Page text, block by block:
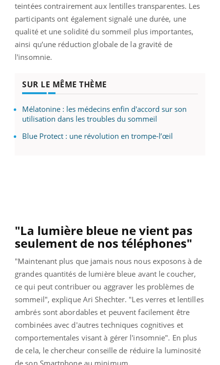
teintées contrairement aux lentilles transparentes. Les
participants ont également signalé une durée, une
qualité et une solidité du sommeil plus importantes,
ainsi qu’une réduction globale de la gravité de
l'insomnie.
SUR LE MÊME THÈME
Mélatonine : les médecins enfin d'accord sur son
utilisation dans les troubles du sommeil
Blue Protect : une révolution en trompe-l’œil
"La lumière bleue ne vient pas
seulement de nos téléphones"
"Maintenant plus que jamais nous nous exposons à de
grandes quantités de lumière bleue avant le coucher,
ce qui peut contribuer ou aggraver les problèmes de
sommeil", explique Ari Shechter. "Les verres et lentilles
ambrés sont abordables et peuvent facilement être
combinées avec d'autres techniques cognitives et
comportementales visant à gérer l'insomnie". En plus
de cela, le chercheur conseille de réduire la luminosité
de son Smartphone au minimum.